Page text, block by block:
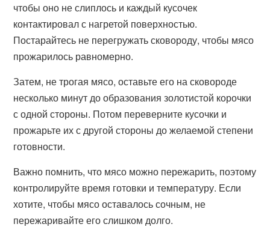
чтобы оно не слиплось и каждый кусочек
контактировал с нагретой поверхностью.
Постарайтесь не перегружать сковороду, чтобы мясо
прожарилось равномерно.
Затем, не трогая мясо, оставьте его на сковороде
несколько минут до образования золотистой корочки
с одной стороны. Потом переверните кусочки и
прожарьте их с другой стороны до желаемой степени
готовности.
Важно помнить, что мясо можно пережарить, поэтому
контролируйте время готовки и температуру. Если
хотите, чтобы мясо оставалось сочным, не
пережаривайте его слишком долго.